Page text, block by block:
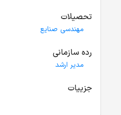
تحصیلات
مهندسی صنایع
رده سازمانی
مدیر ارشد
جزییات